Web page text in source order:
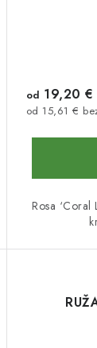
od 15,61 €
od 19,20 €
Rosa ‘Coral